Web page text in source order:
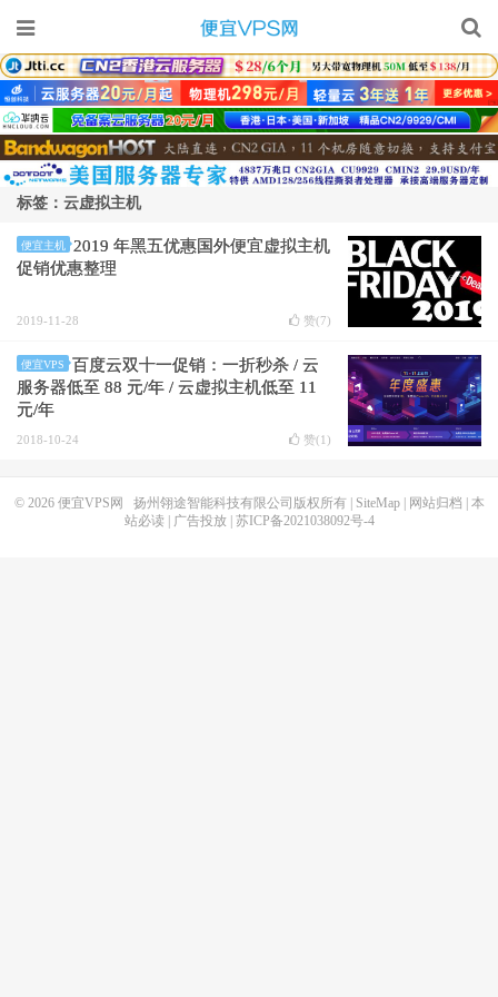
标签：云虚拟主机
便宜主机
2019 年黑五优惠国外便宜虚拟主机
促销优惠整理
2019-11-28 赞(7)
便宜VPS
百度云双十一促销：一折秒杀 / 云
服务器低至 88 元/年 / 云虚拟主机低至 11
元/年
2018-10-24 赞(1 )
© 2026 便宜VPS网 扬州翎途智能科技有限公司版权所有 | SiteMap| 网站归档
本
站必读
广告投放| 苏ICP备2021038092号-4